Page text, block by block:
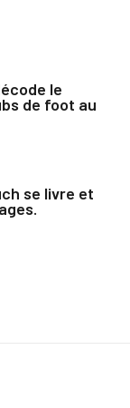
le
de foot au
se livre et